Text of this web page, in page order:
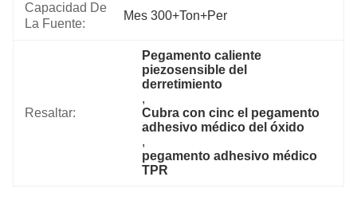
Capacidad De
La Fuente:
Mes 300+Ton+per
Resaltar:
Pegamento caliente
piezosensible del
derretimiento
,
Cubra con cinc el pegamento
adhesivo médico del óxido
,
pegamento adhesivo médico
TPR